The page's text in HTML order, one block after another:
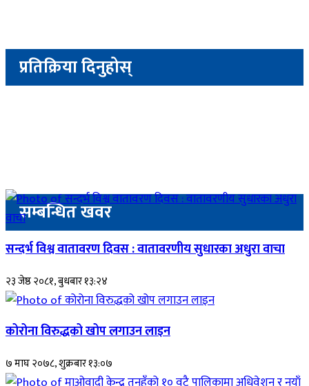
प्रतिक्रिया दिनुहोस्
सम्बन्धित खवर
सन्दर्भ विश्व वातावरण दिवस : वातावरणीय सुधारका अधुरा वाचा
२३ जेष्ठ २०८१, बुधबार १३:२४
कोरोना विरुद्धको खोप लगाउन लाइन
७ माघ २०७८, शुक्रबार १३:०७